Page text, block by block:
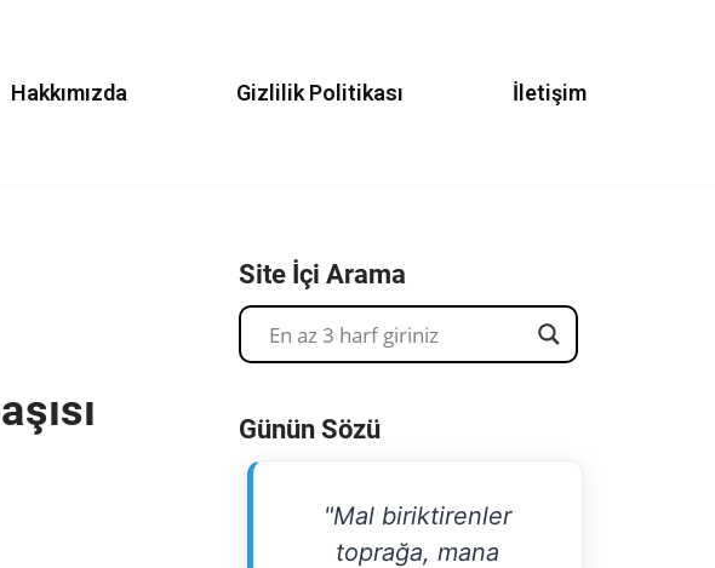
Hakkımızda Gizlilik Politikası İletişim
Site İçi Arama
Günün Sözü
"Mal biriktirenler
toprağa, mana